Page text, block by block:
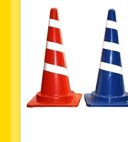
お問い合わせ
アクセス